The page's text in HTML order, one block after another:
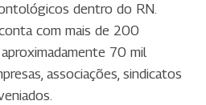
dentro do RN.
com mais de 200
70 mil
associações, sindicatos